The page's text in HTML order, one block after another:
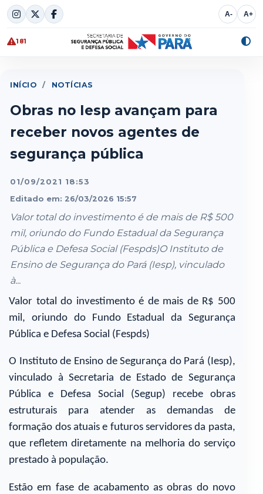
Skip
to
content
A- A+
181
INÍCIO / NOTÍCIAS
Obras no Iesp avançam para
receber novos agentes de
segurança pública
01/09/2021 18:53
Editado em: 26/03/2026 15:57
Valor total do investimento é de mais de R$ 500
mil, oriundo do Fundo Estadual da Segurança
Pública e Defesa Social (Fespds)O Instituto de
Ensino de Segurança do Pará (Iesp), vinculado
à...
Valor total do investimento é de mais de R$ 500
mil, oriundo do Fundo Estadual da Segurança
Pública e Defesa Social (Fespds)
O Instituto de Ensino de Segurança do Pará (Iesp),
vinculado à Secretaria de Estado de Segurança
Pública e Defesa Social (Segup) recebe obras
estruturais para atender as demandas de
formação dos atuais e futuros servidores da pasta,
que refletem diretamente na melhoria do serviço
prestado à população.
Estão em fase de acabamento as obras do novo